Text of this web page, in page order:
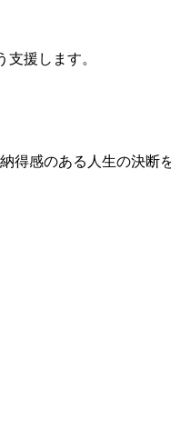
援します。
得感のある人生の決断